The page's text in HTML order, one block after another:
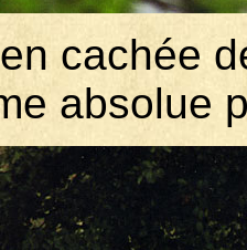
cachée
absolue